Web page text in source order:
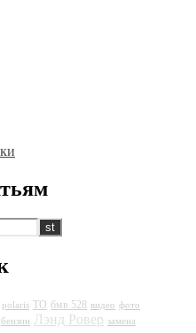
polaris ТО бмв 528 видео фото
бензин Лэнд Ровер замена